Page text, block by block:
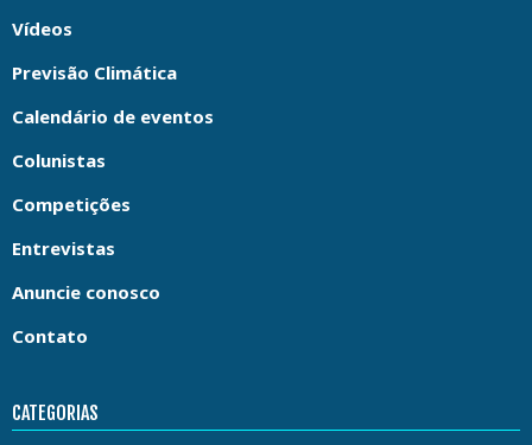
Vídeos
Previsão Climática
Calendário de eventos
Colunistas
Competições
Entrevistas
Anuncie conosco
Contato
CATEGORIAS